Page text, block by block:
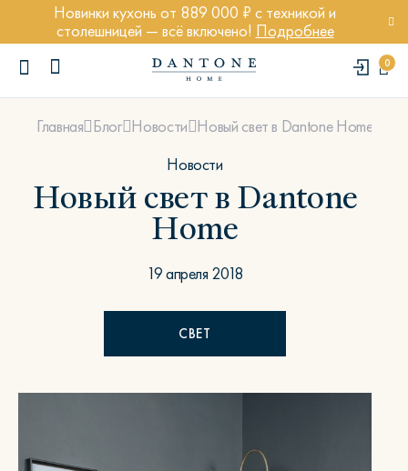
Новинки кухонь от 889 000 ₽ с техникой и
столешницей — всё включено! Подробнее
0
ПОПУЛЯРНЫЕ ЗАПРОСЫ
Главная Блог Новости Новый свет в Dantone Home
Новости
Новый свет в Dantone
Home
19 апреля 2018
СВЕТ